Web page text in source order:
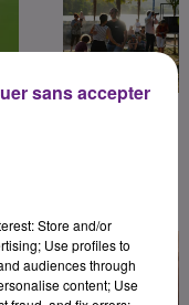
Store and/or
Use profiles to
audiences through
content; Use
sans accepter